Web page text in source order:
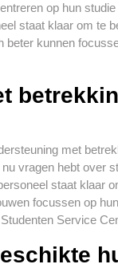
op hun
staat klaar om te
beter kunnen
met
vragen hebt over
staat klaar
focussen op
Service